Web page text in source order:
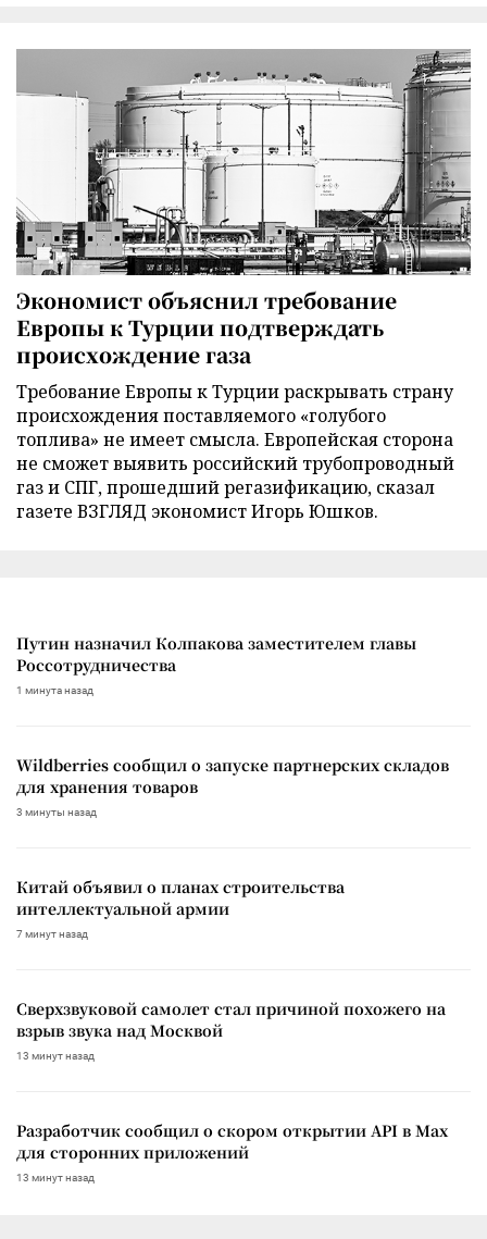
Экономист объяснил требование
Европы к Турции подтверждать
происхождение газа
Требование Европы к Турции раскрывать страну
происхождения поставляемого «голубого
топлива» не имеет смысла. Европейская сторона
не сможет выявить российский трубопроводный
газ и СПГ, прошедший регазификацию, сказал
газете ВЗГЛЯД экономист Игорь Юшков.
Путин назначил Колпакова заместителем главы
Россотрудничества
1 минута назад
Wildberries сообщил о запуске партнерских складов
для хранения товаров
3 минуты назад
Китай объявил о планах строительства
интеллектуальной армии
7 минут назад
Сверхзвуковой самолет стал причиной похожего на
взрыв звука над Москвой
13 минут назад
Разработчик сообщил о скором открытии API в Max
для сторонних приложений
13 минут назад